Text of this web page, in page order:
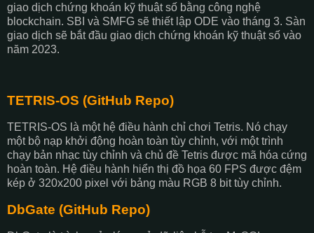
giao dịch chứng khoán kỹ thuật số bằng công nghệ
blockchain. SBI và SMFG sẽ thiết lập ODE vào tháng 3. Sàn
giao dịch sẽ bắt đầu giao dịch chứng khoán kỹ thuật số vào
năm 2023.
TETRIS-OS (GitHub Repo)
TETRIS-OS là một hệ điều hành chỉ chơi Tetris. Nó chạy
một bộ nạp khởi động hoàn toàn tùy chỉnh, với một trình
chạy bản nhạc tùy chỉnh và chủ đề Tetris được mã hóa cứng
hoàn toàn. Hệ điều hành hiển thị đồ họa 60 FPS được đệm
kép ở 320x200 pixel với bảng màu RGB 8 bit tùy chỉnh.
DbGate (GitHub Repo)